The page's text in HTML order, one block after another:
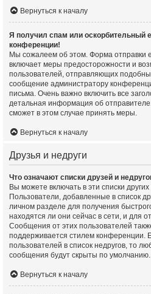
Вернуться к началу
Я получил спам или оскорбительный
конференции!
Мы сожалеем об этом. Форма отправки
включает меры предосторожности и
пользователей, отправляющих
сообщение администратору
письма. Очень важно включить все
детальная информация об
сможет в этом случае принять меры.
Вернуться к началу
Друзья и недруги
Что означают списки друзей и
Вы можете включать в эти списки
Пользователи, добавленные в список
личном разделе для получения
находятся ли они сейчас в сети, и для
Сообщения от этих пользователей
поддерживается стилем конференции.
пользователей в список недругов, то
сообщения будут скрыты по умолчанию.
Вернуться к началу